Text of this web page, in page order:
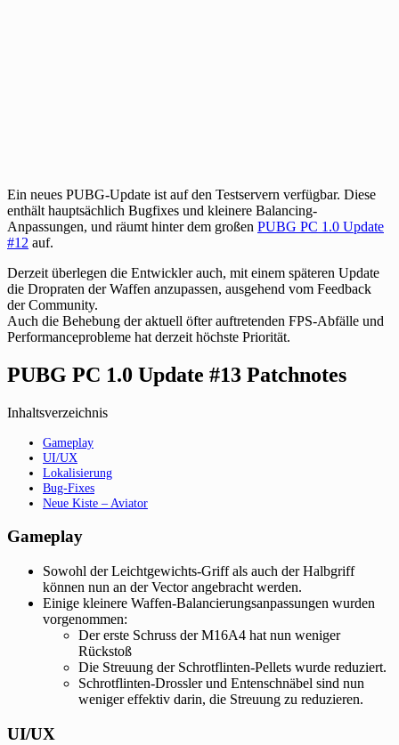
Ein neues PUBG-Update ist auf den Testservern verfügbar. Diese
enthält hauptsächlich Bugfixes und kleinere Balancing-
Anpassungen, und räumt hinter dem großen PUBG PC 1.0 Update
#12 auf.
Derzeit überlegen die Entwickler auch, mit einem späteren Update
die Dropraten der Waffen anzupassen, ausgehend vom Feedback
der Community.
Auch die Behebung der aktuell öfter auftretenden FPS-Abfälle und
Performanceprobleme hat derzeit höchste Priorität.
PUBG PC 1.0 Update #13 Patchnotes
Inhaltsverzeichnis
Gameplay
UI/UX
Lokalisierung
Bug-Fixes
Neue Kiste – Aviator
Gameplay
Sowohl der Leichtgewichts-Griff als auch der Halbgriff
können nun an der Vector angebracht werden.
Einige kleinere Waffen-Balancierungsanpassungen wurden
vorgenommen:
Der erste Schruss der M16A4 hat nun weniger
Rückstoß
Die Streuung der Schrotflinten-Pellets wurde reduziert.
Schrotflinten-Drossler und Entenschnäbel sind nun
weniger effektiv darin, die Streuung zu reduzieren.
UI/UX